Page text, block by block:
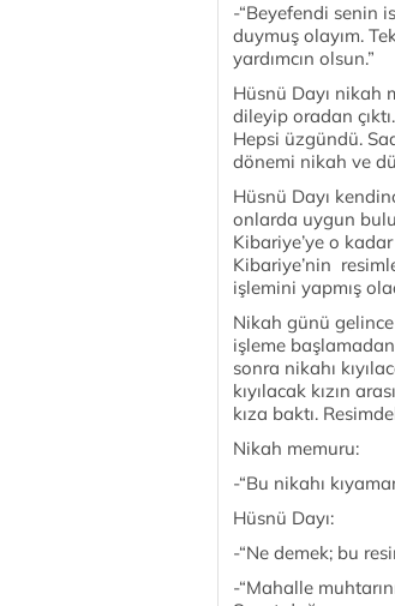
-“Beyefendi senin
duymuş olayım.
yardımcın olsun.”
Hüsnü Dayı nikah
dileyip oradan
Hepsi üzgündü.
dönemi nikah ve
Hüsnü Dayı
onlarda uygun
Kibariye’ye o
Kibariye’nin
işlemini yapmış
Nikah günü
işleme
sonra nikahı
kıyılacak kızın
kıza baktı.
Nikah memuru:
-“Bu nikahı
Hüsnü Dayı:
-“Ne demek; bu
-“Mahalle